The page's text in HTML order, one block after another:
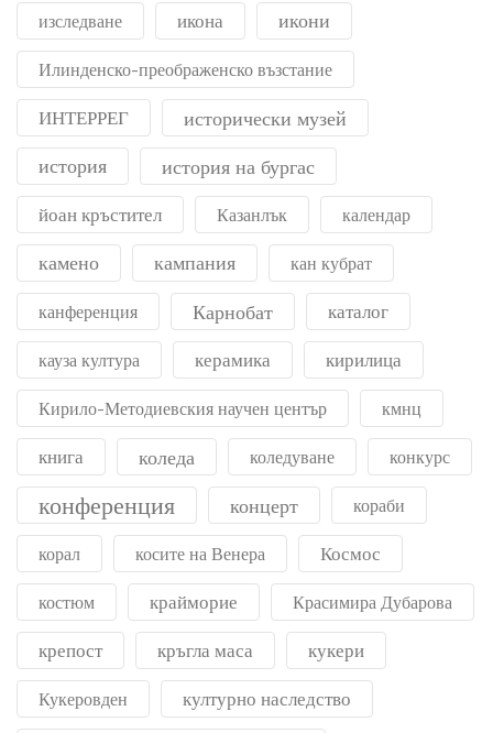
изследване икона икони
Илинденско-преображенско възстание
ИНТЕРРЕГ исторически музей
история история на бургас
йоан кръстител Казанлък календар
камено кампания кан кубрат
канференция Карнобат каталог
кауза култура керамика кирилица
Кирило-Методиевския научен център кмнц
книга коледа коледуване конкурс
конференция концерт кораби
корал косите на Венера Космос
костюм крайморие Красимира Дубарова
крепост кръгла маса кукери
Кукеровден културно наследство